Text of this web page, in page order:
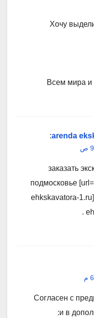
Хочу
Всем мира
arenda
:
заказать
подмосковье
ehkskavatora-
Согласен с
и в